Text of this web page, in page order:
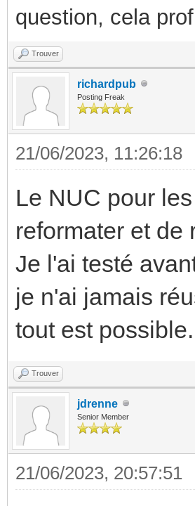
question, cela
Trouver
richardpub
Posting Freak
21/06/2023, 11:26:18
Le NUC pour
reformater et de
Je l'ai testé
je n'ai jamais
tout est possible.
Trouver
jdrenne
Senior Member
21/06/2023, 20:57:51